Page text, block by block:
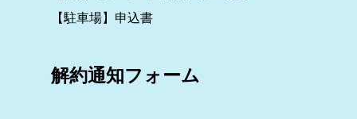
【駐車場】申込書
解約通知フォーム